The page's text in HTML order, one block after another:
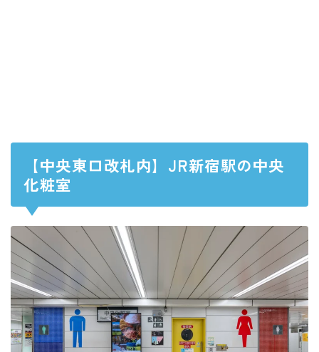
【中央東口改札内】JR新宿駅の中央
化粧室